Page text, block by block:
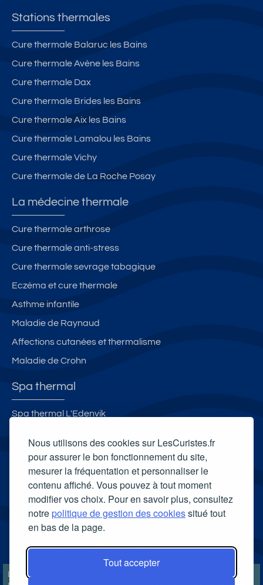
Nous utilisons des cookies sur LesCuristes.fr
pour assurer le bon fonctionnement du site,
mesurer la fréquentation et personnaliser le
contenu affiché. Vous pouvez à tout moment
modifier vos choix. Pour en savoir plus, consultez
notrepolitique de gestion des cookiessitué tout
en bas de la page.
Tout accepter
Stations thermales
Cure thermale Balaruc les Bains
Cure thermale Avène les Bains
Cure thermale Dax
Cure thermale Brides les Bains
Cure thermale Aix les Bains
Cure thermale Lamalou les Bains
Cure thermale Vichy
Cure thermale de La Roche Posay
La médecine thermale
Cure thermale arthrose
Cure thermale anti-stress
Cure thermale sevrage tabagique
Eczéma et cure thermale
Asthme infantile
Maladie de Raynaud
Affections cutanées et thermalisme
Maladie de Crohn
Spa thermal
Spa thermal L'Edenvik
Spa thermal et Espace esthétique des Thermes de Dax
Carte cadeau spa Vichy
Carte cadeau spa Bagnoles-de-l'Orne
Carte cadeau spa Saubusse
Carte cadeau spa Châtel-Guyon
LesCuristes.fr participe et est conforme à l'ensemble des